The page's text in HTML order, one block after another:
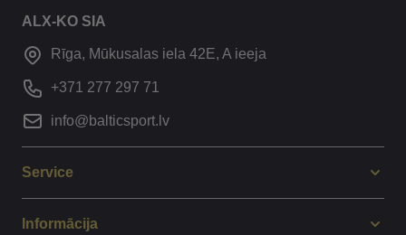
ALX-KO SIA
Rīga, Mūkusalas iela 42E, A ieeja
+371 277 297 71
info@balticsport.lv
Service
Informācija